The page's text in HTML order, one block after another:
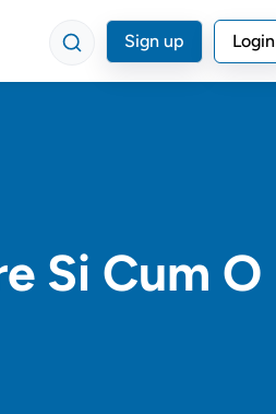
Sign up Login
Si Cum O